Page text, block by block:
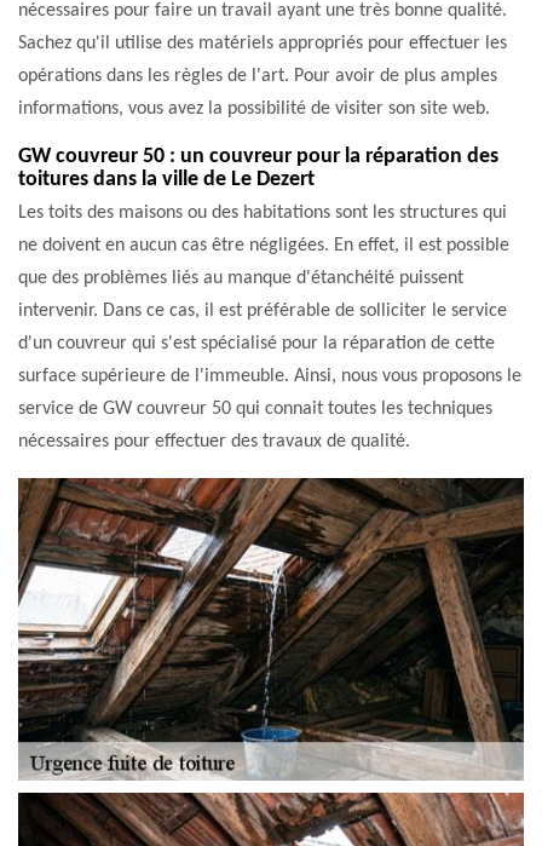
nécessaires pour faire un travail ayant une très bonne qualité.
Sachez qu'il utilise des matériels appropriés pour effectuer les
opérations dans les règles de l'art. Pour avoir de plus amples
informations, vous avez la possibilité de visiter son site web.
GW couvreur 50 : un couvreur pour la réparation des
toitures dans la ville de Le Dezert
Les toits des maisons ou des habitations sont les structures qui
ne doivent en aucun cas être négligées. En effet, il est possible
que des problèmes liés au manque d'étanchéité puissent
intervenir. Dans ce cas, il est préférable de solliciter le service
d'un couvreur qui s'est spécialisé pour la réparation de cette
surface supérieure de l'immeuble. Ainsi, nous vous proposons le
service de GW couvreur 50 qui connait toutes les techniques
nécessaires pour effectuer des travaux de qualité.